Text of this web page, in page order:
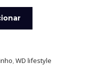
,WD lifestyle